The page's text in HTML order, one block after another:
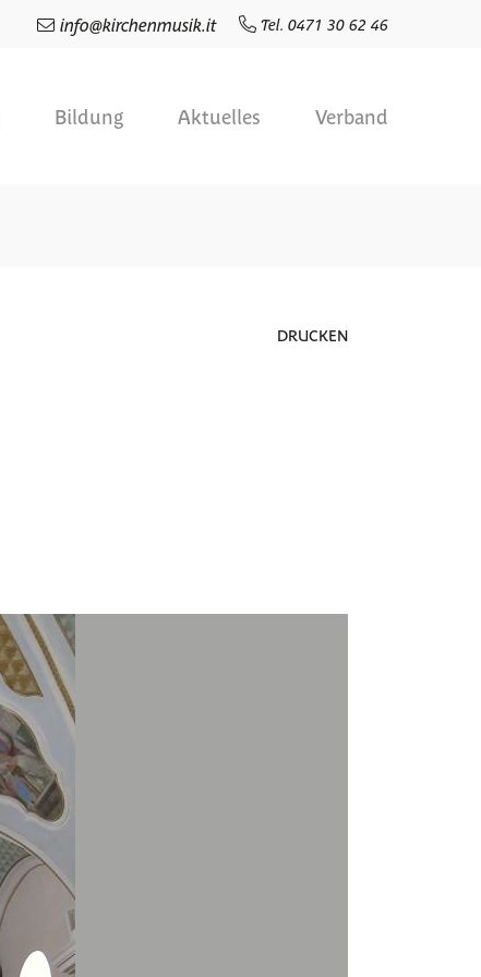
info@kirchenmusik.it Tel. 0471 30 62 46
Bildung Aktuelles Verband
DRUCKEN